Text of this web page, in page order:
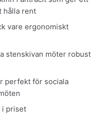
hålla rent
vare ergonomiskt
stenskivan möter robust
perfekt för sociala
i priset